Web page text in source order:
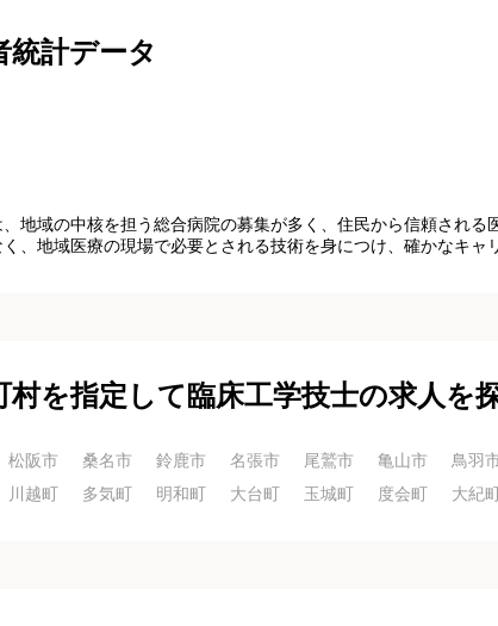
統計データ
地域の中核を担う総合病院の募集が多く、住民から信頼される
、地域医療の現場で必要とされる技術を身につけ、確かなキャ
村を指定して臨床工学技士の求人を
松阪市 桑名市 鈴鹿市 名張市 尾鷲市 亀山市 鳥羽
川越町 多気町 明和町 大台町 玉城町 度会町 大紀